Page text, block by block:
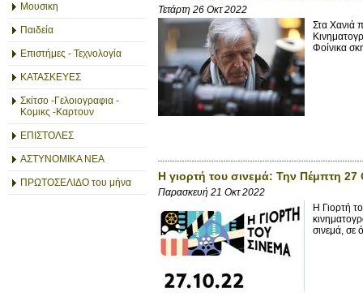
Μουσικη
Παιδεία
Επιστήμες - Τεχνολογία
ΚΑΤΑΣΚΕΥΕΣ
Σκίτσο -Γελοιογραφια -
Κομικς -Καρτουν
ΕΠΙΣΤΟΛΕΣ
ΑΣΤΥΝΟΜΙΚΑ ΝΕΑ
ΠΡΩΤΟΣΕΛΙΔΟ του μήνα
Τετάρτη 26 Οκτ 2022
Στα Χανιά
Φοίνικα
Η γιορτή του σινεμά: Την Πέμπτη
Παρασκευή 21 Οκτ 2022
Η Γιορτή
σινεμά, σε